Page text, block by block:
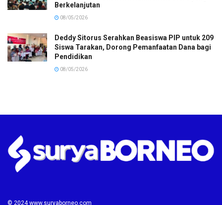
Berkelanjutan
08/05/2026
Deddy Sitorus Serahkan Beasiswa PIP untuk 209
Siswa Tarakan, Dorong Pemanfaatan Dana bagi
Pendidikan
08/05/2026
© 2024 www.suryaborneo.com